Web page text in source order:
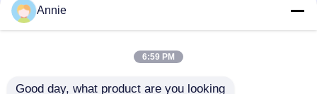
এম্প্লিফায়ার বোর্ড মডিউল
Annie
6:59 PM
Good day, what product are you looking